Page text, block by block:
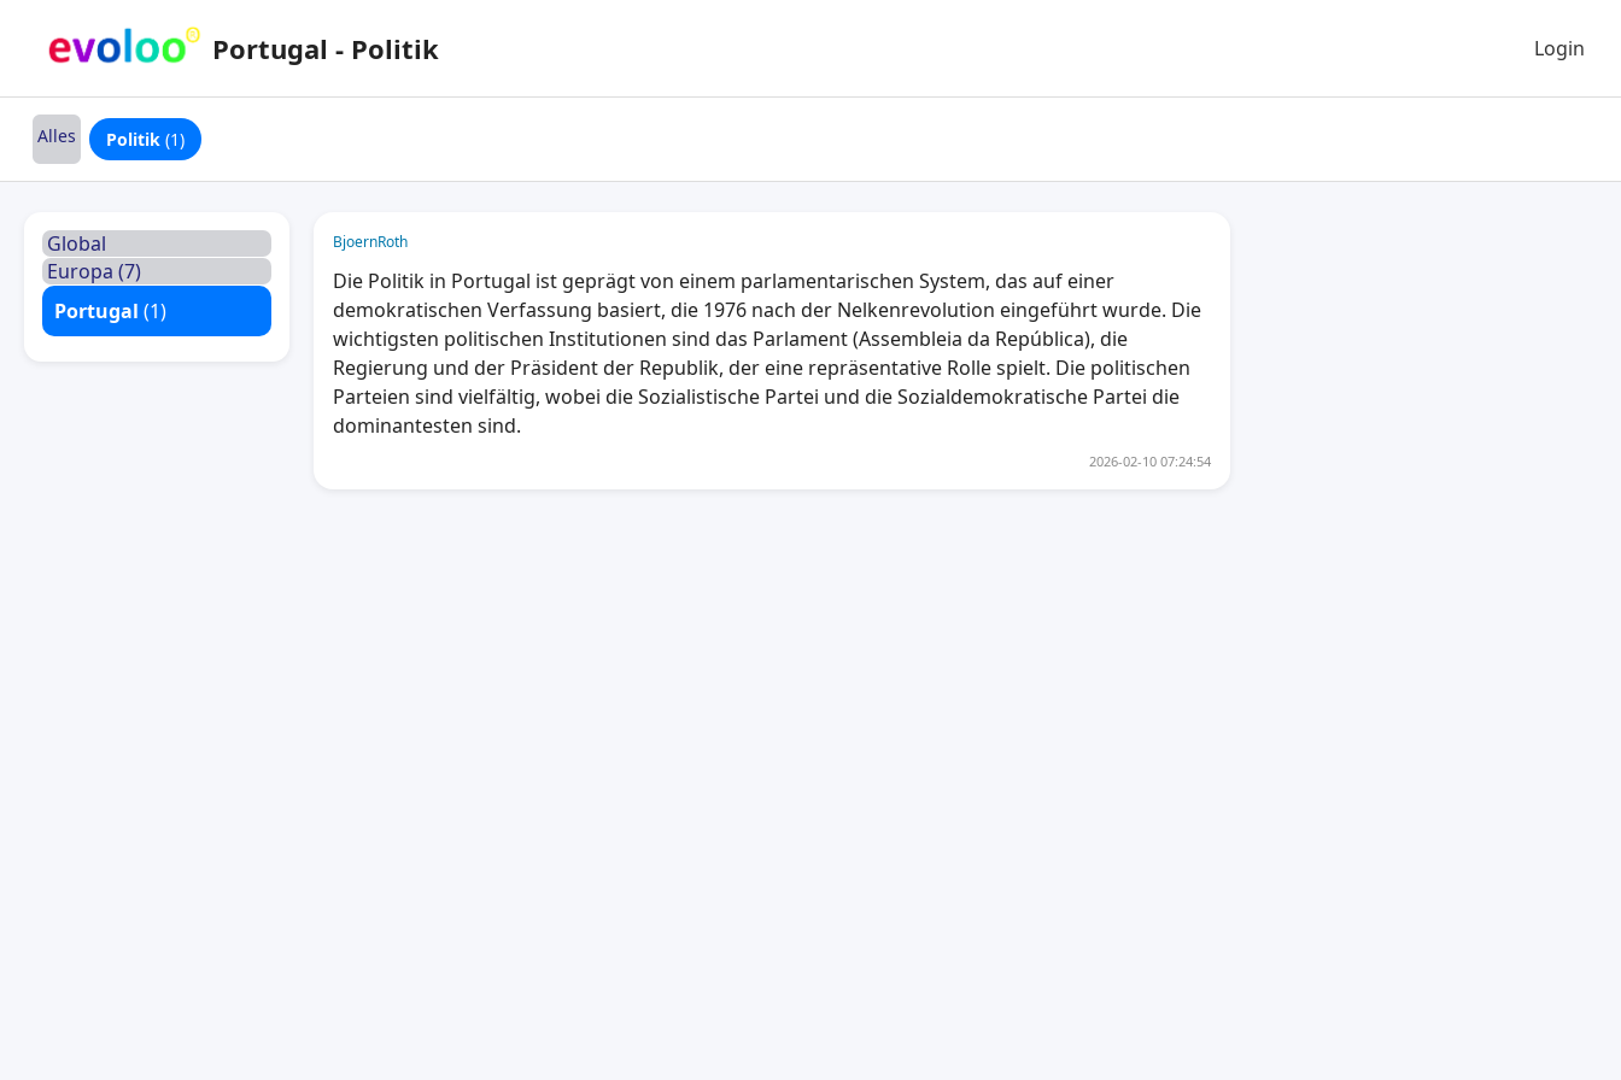
Portugal - Politik Login
Alles Politik (1)
Global
Europa (7)
Portugal (1)
BjoernRoth
Die Politik in Portugal ist geprägt von einem parlamentarischen System, das auf einer
demokratischen Verfassung basiert, die 1976 nach der Nelkenrevolution eingeführt wurde. Die
wichtigsten politischen Institutionen sind das Parlament (Assembleia da República), die
Regierung und der Präsident der Republik, der eine repräsentative Rolle spielt. Die politischen
Parteien sind vielfältig, wobei die Sozialistische Partei und die Sozialdemokratische Partei die
dominantesten sind.
2026-02-10 07:24:54